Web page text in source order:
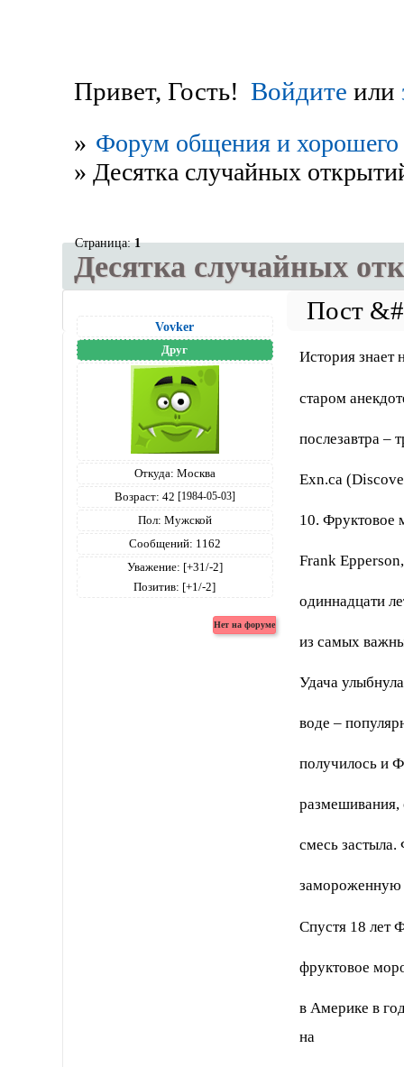
Привет, Гость! Войдите или
» Форум общения и хорошего
» Десятка случайных
Десятка случайных
Страница:1
Vovker
Друг
Откуда: Москва
Возраст: 42 [1984-05-03]
Пол: Мужской
Сообщений: 1162
Уважение: [+31/-2]
Позитив: [+1/-2]
История знает
старом
послезавтра –
Exn.ca
10. Фруктовое
Frank
одиннадцати
из самых
Удача
воде –
получилось и
размешивания,
смесь
замороженную
Спустя 18 лет
фруктовое
в Америке в
на